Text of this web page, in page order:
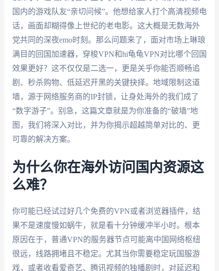
国内的游戏队友“亲切问候”。他想给家人打个高清视频电
话，画面却糊得像上世纪的老电影。这大概是无数海外
党共同的深夜emo时刻。那么问题来了，面对市场上琳琅
满目的回国加速器，穿梭VPN和hi龟龟VPN对比哪个回国
效果更好？这不仅仅是二选一，更是关乎你能否顺畅追
剧、秒杀购物、低延迟开黑的关键抉择。地域限制这道
墙，源于网络服务商的IP封锁，让身处海外的我们成了
“数字游子”。别急，这篇文章就是为你准备的“破墙”地
图，我们将深入对比，并为你揭示超越简单对比的、更
可靠的解决方案。
为什么你在海外访问国内资源这
么难？
你可能已经试过好几个免费的VPN或者浏览器插件，结
果不是速度慢如蜗牛，就是看十分钟缓冲半小时。根本
原因在于，普通VPN的服务器节点可能离中国网络枢纽
很远，线路拥堵且不稳定。尤其当你需要稳定玩国服游
戏，或者收看爱奇艺、腾讯视频的独播剧时，对延迟和